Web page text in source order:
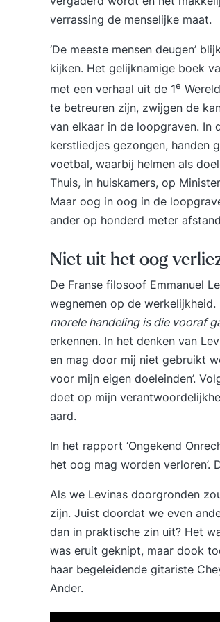
verrassing de menselijke maat.
‘De meeste mensen deugen’
kijken. Het gelijknamige boek
met een verhaal uit de 1e
te betreuren zijn, zwijgen de
van elkaar in de loopgraven. In
kerstliedjes gezongen, handen
voetbal, waarbij helmen als
Thuis, in huiskamers, op
Maar oog in oog in de
ander op honderd meter
Niet uit het oog
De Franse filosoof Emmanuel
wegnemen op de
morele handeling is die vooraf
erkennen. In het denken van
en mag door mij niet gebruikt
voor mijn eigen doeleinden’.
doet op mijn
aard.
In het rapport ‘Ongekend
het oog mag worden verloren’.
Als we Levinas doorgronden
zijn. Juist doordat we even
dan in praktische zin uit? Het
was eruit geknipt, maar dook
haar begeleidende gitariste
Ander.